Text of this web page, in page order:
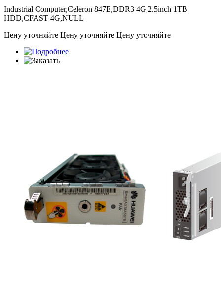
Industrial Computer,Celeron 847E,DDR3 4G,2.5inch 1TB
HDD,CFAST 4G,NULL
Цену уточняйте Цену уточняйте Цену уточняйте